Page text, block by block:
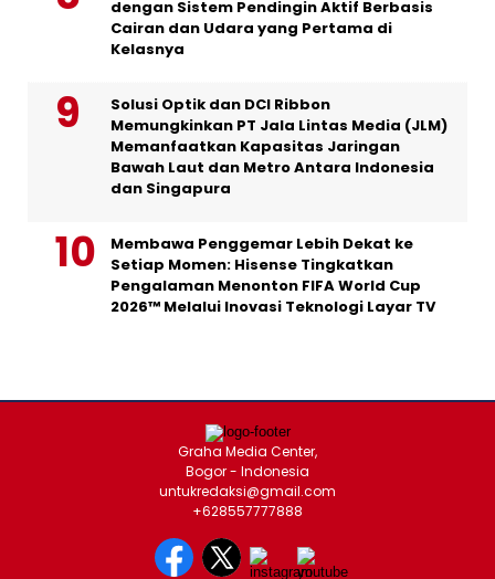
dengan Sistem Pendingin Aktif Berbasis
Cairan dan Udara yang Pertama di
Kelasnya
Solusi Optik dan DCI Ribbon
Memungkinkan PT Jala Lintas Media (JLM)
Memanfaatkan Kapasitas Jaringan
Bawah Laut dan Metro Antara Indonesia
dan Singapura
Membawa Penggemar Lebih Dekat ke
Setiap Momen: Hisense Tingkatkan
Pengalaman Menonton FIFA World Cup
2026™ Melalui Inovasi Teknologi Layar TV
Graha Media Center,
Bogor - Indonesia
untukredaksi@gmail.com
+628557777888